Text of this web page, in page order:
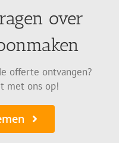
over
offerte ontvangen?
met ons op!